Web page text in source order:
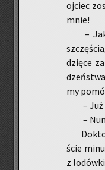
oj­ciec
mnie!
–
dzię­ce
my
–
–
ście
z